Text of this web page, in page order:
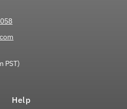
PST)
Help